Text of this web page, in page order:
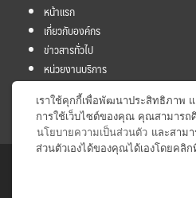
หน้าแรก
เกี่ยวกับองค์กร
ข่าวสารทั่วไป
หน่วยงานบริการ
โครงการ
ข้อมูลและสถิติ
Copyright © 2017 Inter - City
เราใช้คุกกี้เพื่อพัฒนาประสิทธิภาพ
การใช้เว็บไซต์ของคุณ คุณสามารถ
นโยบายความเป็นส่วนตัว และสาม
ส่วนตัวเองได้ของคุณได้เองโดยคลิก